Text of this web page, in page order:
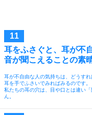
耳をふさぐと、耳が不
音が聞こえることの素
耳が不自由な人の気持ちは、どうすれ
耳を手でふさいでみればみるのです。
私たちの耳の穴は、目や口とは違い
ん。